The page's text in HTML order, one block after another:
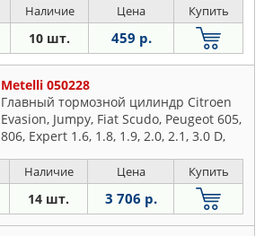
JUMPY 07-, JUMPY 94-, JUMPY фургон
07-, JUMPY фургон 9
Наличие Цена Купить
10 шт. 459 р.
Metelli 050228
Главный тормозной цилиндр Citroen
Evasion, Jumpy, Fiat Scudo, Peugeot 605,
806, Expert 1.6, 1.8, 1.9, 2.0, 2.1, 3.0 D,
Наличие Цена Купить
14 шт. 3 706 р.